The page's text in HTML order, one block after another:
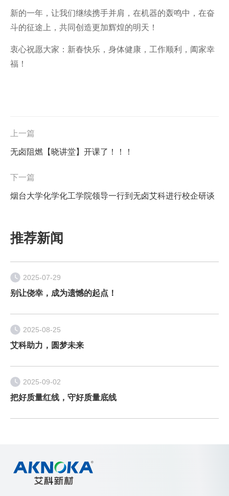
新的一年，让我们继续携手并肩，在机器的轰鸣中，在奋
斗的征途上，共同创造更加辉煌的明天！
衷心祝愿大家：新春快乐，身体健康，工作顺利，阖家幸
福！
上一篇
无卤阻燃【晓讲堂】开课了！！！
下一篇
烟台大学化学化工学院领导一行到无卤艾科进行校企研谈
推荐新闻
2025-07-29
别让侥幸，成为遗憾的起点！
2025-08-25
艾科助力，圆梦未来
2025-09-02
把好质量红线，守好质量底线